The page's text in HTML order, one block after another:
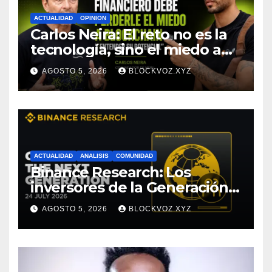
ACTUALIDAD OPINION
Carlos Neira: El reto no es la
tecnología, sino el miedo a
entenderla
AGOSTO 5, 2026 BLOCKVOZ.XYZ
ACTUALIDAD ANALISIS COMUNIDAD
Binance Research: Los
inversores de la Generación Z
empiezan más jóvenes y
muestran mayor disciplina
financiera
AGOSTO 5, 2026 BLOCKVOZ.XYZ